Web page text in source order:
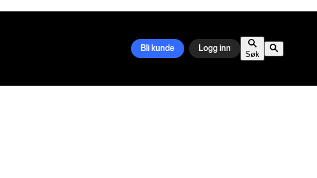
Bli kunde Logg inn
Søk